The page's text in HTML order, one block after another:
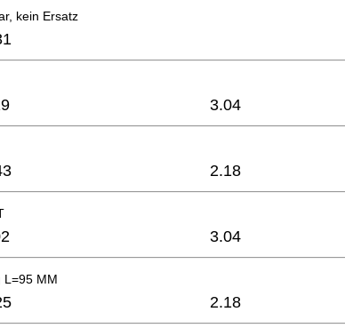
kein Ersatz
3.04
2.18
3.04
L=95 MM
2.18